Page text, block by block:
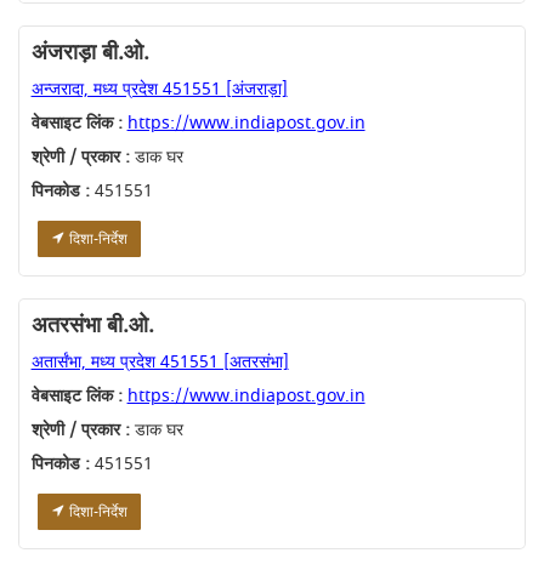
अंजराड़ा बी.ओ.
अन्जरादा, मध्य प्रदेश 451551 [अंजराड़ा]
वेबसाइट लिंक : https://www.indiapost.gov.in
श्रेणी / प्रकार :डाक घर
पिनकोड :451551
दिशा-निर्देश
अतरसंभा बी.ओ.
अतार्संभा, मध्य प्रदेश 451551 [अतरसंभा]
वेबसाइट लिंक : https://www.indiapost.gov.in
श्रेणी / प्रकार :डाक घर
पिनकोड :451551
दिशा-निर्देश